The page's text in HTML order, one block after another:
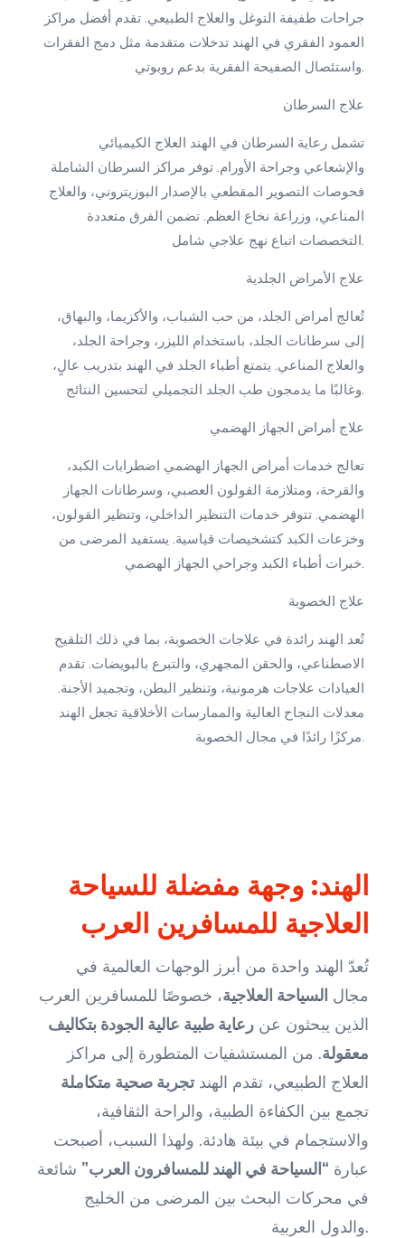
جراحات طفيفة التوغل والعلاج الطبيعي. تقدم أفضل مراكز
العمود الفقري في الهند تدخلات متقدمة مثل دمج الفقرات
واستئصال الصفيحة الفقرية بدعم روبوتي.
علاج السرطان
تشمل رعاية السرطان في الهند العلاج الكيميائي
والإشعاعي وجراحة الأورام. توفر مراكز السرطان الشاملة
فحوصات التصوير المقطعي بالإصدار البوزيتروني، والعلاج
المناعي، وزراعة نخاع العظم. تضمن الفرق متعددة
التخصصات اتباع نهج علاجي شامل.
علاج الأمراض الجلدية
تُعالج أمراض الجلد، من حب الشباب، والأكزيما، والبهاق،
إلى سرطانات الجلد، باستخدام الليزر، وجراحة الجلد،
والعلاج المناعي. يتمتع أطباء الجلد في الهند بتدريب عالٍ،
وغالبًا ما يدمجون طب الجلد التجميلي لتحسين النتائج.
علاج أمراض الجهاز الهضمي
تعالج خدمات أمراض الجهاز الهضمي اضطرابات الكبد،
والقرحة، ومتلازمة القولون العصبي، وسرطانات الجهاز
الهضمي. تتوفر خدمات التنظير الداخلي، وتنظير القولون،
وخزعات الكبد كتشخيصات قياسية. يستفيد المرضى من
خبرات أطباء الكبد وجراحي الجهاز الهضمي.
علاج الخصوبة
تُعد الهند رائدة في علاجات الخصوبة، بما في ذلك التلقيح
الاصطناعي، والحقن المجهري، والتبرع بالبويضات. تقدم
العيادات علاجات هرمونية، وتنظير البطن، وتجميد الأجنة.
معدلات النجاح العالية والممارسات الأخلاقية تجعل الهند
مركزًا رائدًا في مجال الخصوبة.
الهند: وجهة مفضلة للسياحة
العلاجية للمسافرين العرب
تُعدّ الهند واحدة من أبرز الوجهات العالمية في
مجال السياحة العلاجية، خصوصًا للمسافرين العرب
الذين يبحثون عن رعاية طبية عالية الجودة بتكاليف
معقولة. من المستشفيات المتطورة إلى مراكز
العلاج الطبيعي، تقدم الهند تجربة صحية متكاملة
تجمع بين الكفاءة الطبية، والراحة الثقافية،
والاستجمام في بيئة هادئة. ولهذا السبب، أصبحت
عبارة “السياحة في الهند للمسافرون العرب” شائعة
في محركات البحث بين المرضى من الخليج
والدول العربية.